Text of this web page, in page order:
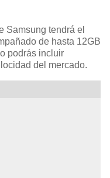
Samsung tendrá el
de hasta 12GB
podrás incluir
del mercado.